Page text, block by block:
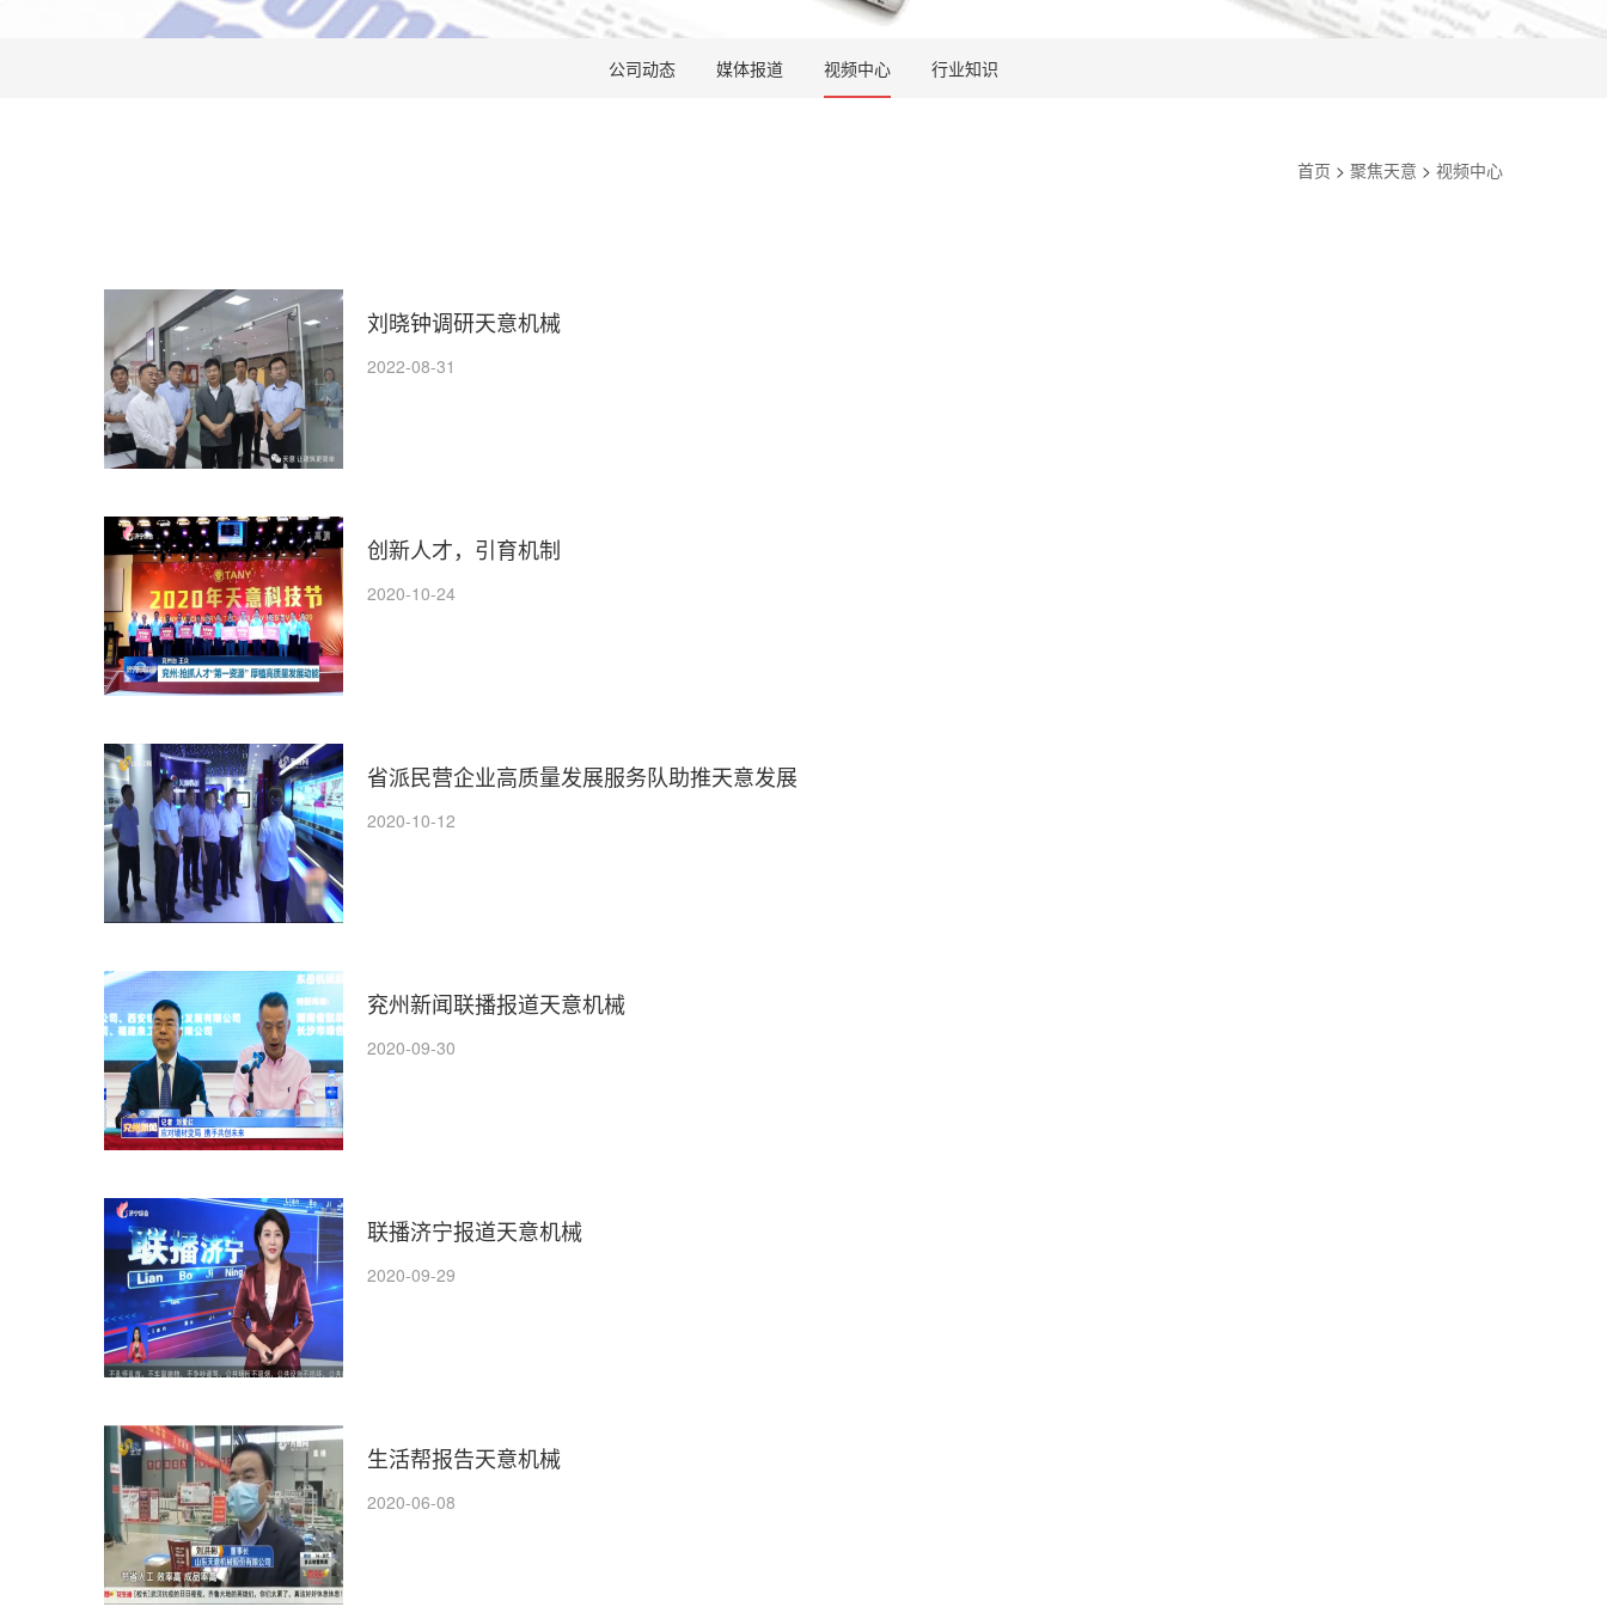
公司动态 媒体报道 视频中心 行业知识
首页 > 聚焦天意 > 视频中心
刘晓钟调研天意机械
2022-08-31
创新人才，引育机制
2020-10-24
省派民营企业高质量发展服务队助推天意发展
2020-10-12
兖州新闻联播报道天意机械
2020-09-30
联播济宁报道天意机械
2020-09-29
生活帮报告天意机械
2020-06-08